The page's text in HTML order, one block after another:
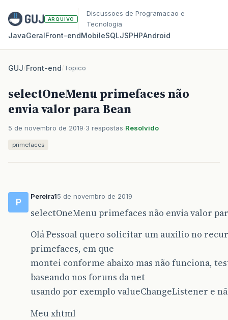
ARQUIVO
Discussoes de Programacao e
Tecnologia
JavaGeralFront‑endMobileSQLJSPHPAndroid
GUJ/Front-end/Topico
selectOneMenu primefaces não
envia valor para Bean
5 de novembro de 2019 3 respostas Resolvido
primefaces
P
Pereira15 de novembro de 2019
selectOneMenu primefaces não envia valor
Olá Pessoal quero solicitar um auxilio no
primefaces, em que
montei conforme abaixo mas não funciona,
baseando nos foruns da net
usando por exemplo valueChangeListener e
Meu xhtml